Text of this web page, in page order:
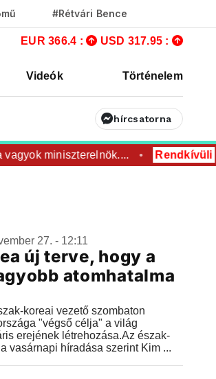
#Rétvári Bence
EUR 366.4 : USD 317.95 :
Videók Történelem
hírcsatorna
miniszterelnök.... Rendkívüli
27. - 12:11
új terve, hogy a
atomhatalma
koreai vezető szombaton
"végső célja" a világ
erejének létrehozása.Az észak-
vasárnapi híradása szerint Kim ...